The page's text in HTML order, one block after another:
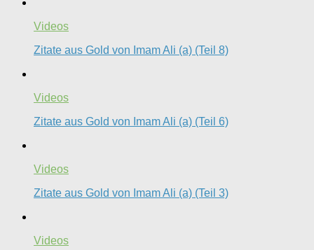
Videos
Zitate aus Gold von Imam Ali (a) (Teil 8)
Videos
Zitate aus Gold von Imam Ali (a) (Teil 6)
Videos
Zitate aus Gold von Imam Ali (a) (Teil 3)
Videos